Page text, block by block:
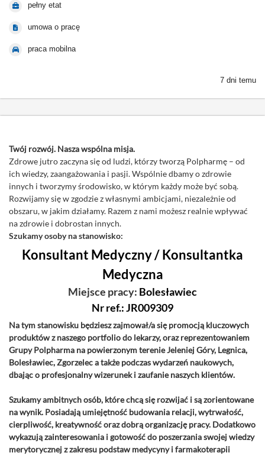
pełny etat
umowa o pracę
praca mobilna
7 dni temu
Twój rozwój. Nasza wspólna misja.
Zdrowe jutro zaczyna się od ludzi, którzy tworzą Polpharmę – od
ich wiedzy, zaangażowania i pasji. Wspólnie dbamy o zdrowie
innych i tworzymy środowisko, w którym każdy może być sobą.
Rozwijamy się w zgodzie z własnymi ambicjami, niezależnie od
obszaru, w jakim działamy. Razem z nami możesz realnie wpływać
na zdrowie i dobrostan innych.
Szukamy osoby na stanowisko:
Konsultant Medyczny / Konsultantka
Medyczna
Miejsce pracy: Bolesławiec
Nr ref.: JR009309
Na tym stanowisku będziesz zajmował/a się promocją kluczowych
produktów z naszego portfolio do lekarzy, oraz reprezentowaniem
Grupy Polpharma na powierzonym terenie Jeleniej Góry, Legnica,
Bolesławiec, Zgorzelec a także podczas wydarzeń naukowych,
dbając o profesjonalny wizerunek i zaufanie naszych klientów.
Szukamy ambitnych osób, które chcą się rozwijać i są zorientowane
na wynik. Posiadają umiejętność budowania relacji, wytrwałość,
cierpliwość, kreatywność oraz dobrą organizację pracy. Dodatkowo
wykazują zainteresowania i gotowość do poszerzania swojej wiedzy
merytorycznej z zakresu podstaw medycyny i farmakoterapii